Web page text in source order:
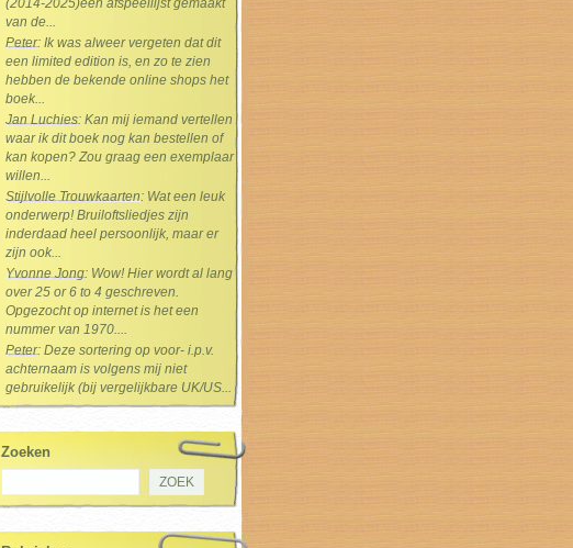
(2014-2025)een afspeellijst gemaakt
van de...
Peter: Ik was alweer vergeten dat dit
een limited edition is, en zo te zien
hebben de bekende online shops het
boek...
Jan Luchies: Kan mij iemand vertellen
waar ik dit boek nog kan bestellen of
kan kopen? Zou graag een exemplaar
willen...
Stijlvolle Trouwkaarten: Wat een leuk
onderwerp! Bruiloftsliedjes zijn
inderdaad heel persoonlijk, maar er
zijn ook...
Yvonne Jong: Wow! Hier wordt al lang
over 25 or 6 to 4 geschreven.
Opgezocht op internet is het een
nummer van 1970....
Peter: Deze sortering op voor- i.p.v.
achternaam is volgens mij niet
gebruikelijk (bij vergelijkbare UK/US...
Zoeken